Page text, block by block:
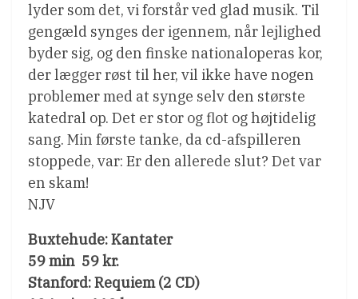
lyder som det, vi forstår ved glad musik. Til
gengæld synges der igennem, når lejlighed
byder sig, og den finske nationaloperas kor,
der lægger røst til her, vil ikke have nogen
problemer med at synge selv den største
katedral op. Det er stor og flot og højtidelig
sang. Min første tanke, da cd-afspilleren
stoppede, var: Er den allerede slut? Det var
en skam!
NJV
Buxtehude: Kantater
59 min  59 kr.
Stanford: Requiem (2 CD)